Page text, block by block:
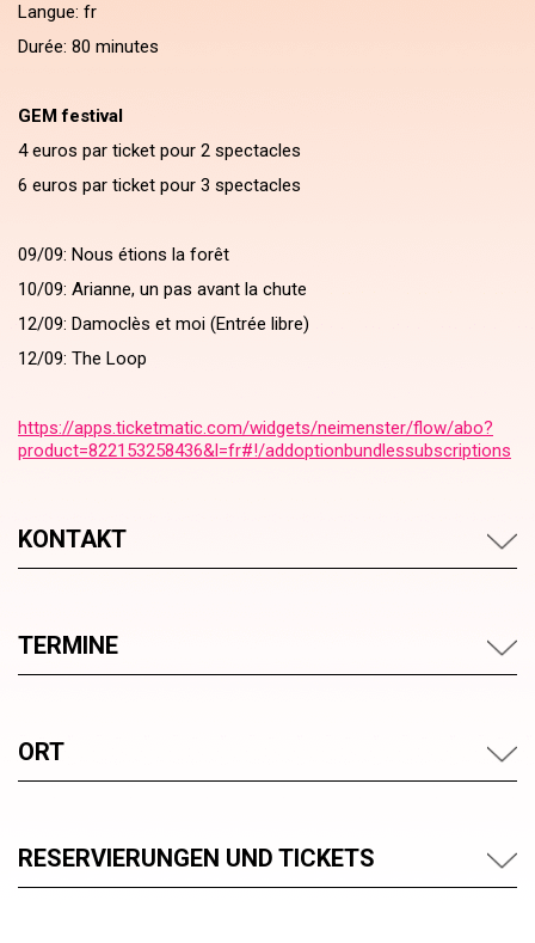
Langue: fr
Durée: 80 minutes
GEM festival
4 euros par ticket pour 2 spectacles
6 euros par ticket pour 3 spectacles
09/09: Nous étions la forêt
10/09: Arianne, un pas avant la chute
12/09: Damoclès et moi (Entrée libre)
12/09: The Loop
https://apps.ticketmatic.com/widgets/neimenster/flow/abo?
product=822153258436&l=fr#!/addoptionbundlessubscriptions
KONTAKT
TERMINE
ORT
RESERVIERUNGEN UND TICKETS